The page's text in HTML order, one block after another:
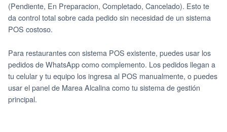
(Pendiente, En Preparacion, Completado, Cancelado). Esto te
da control total sobre cada pedido sin necesidad de un sistema
POS costoso.
Para restaurantes con sistema POS existente, puedes usar los
pedidos de WhatsApp como complemento. Los pedidos llegan a
tu celular y tu equipo los ingresa al POS manualmente, o puedes
usar el panel de Marea Alcalina como tu sistema de gestión
principal.